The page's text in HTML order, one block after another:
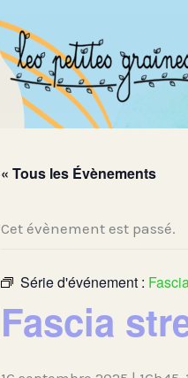
« Tous les Évènements
Cet évènement est passé.
Série d'événement :
Fascia